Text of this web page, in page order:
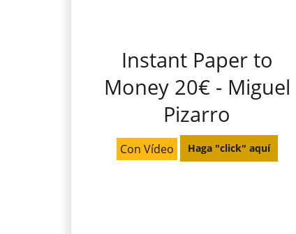
Instant Paper to
Money 20€ - Miguel
Pizarro
Con Vídeo Haga "click" aquí